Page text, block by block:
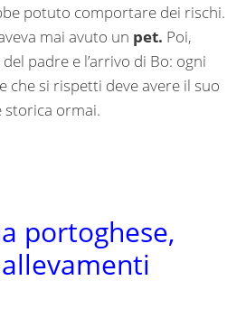
potuto comportare dei rischi.
mai avuto un pet. Poi,
padre e l’arrivo di Bo: ogni
che si rispetti deve avere il suo
storica ormai.
portoghese,